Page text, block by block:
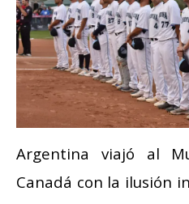
Argentina viajó al
Canadá con la ilusión